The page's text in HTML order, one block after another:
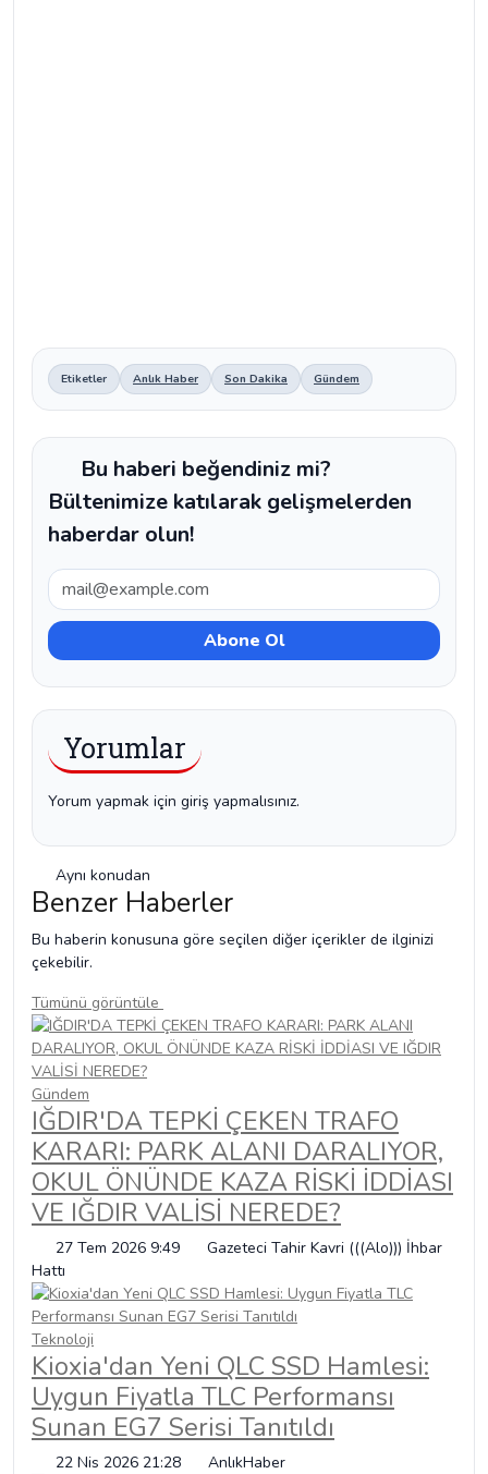
Etiketler Anlık Haber Son Dakika Gündem
Bu haberi beğendiniz mi?
Bültenimize katılarak gelişmelerden
haberdar olun!
Yorumlar
Yorum yapmak için giriş yapmalısınız.
Aynı konudan
Benzer Haberler
Bu haberin konusuna göre seçilen diğer içerikler de ilginizi
çekebilir.
Tümünü görüntüle
Gündem
IĞDIR'DA TEPKİ ÇEKEN TRAFO
KARARI: PARK ALANI DARALIYOR,
OKUL ÖNÜNDE KAZA RİSKİ İDDİASI
VE IĞDIR VALİSİ NEREDE?
27 Tem 2026 9:49
Gazeteci Tahir Kavri (((Alo))) İhbar
Hattı
Teknoloji
Kioxia'dan Yeni QLC SSD Hamlesi:
Uygun Fiyatla TLC Performansı
Sunan EG7 Serisi Tanıtıldı
22 Nis 2026 21:28 AnlıkHaber